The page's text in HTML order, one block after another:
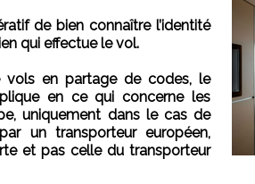
de bien connaître l’identité
qui effectue le vol.
vols en partage de codes, le
en ce qui concerne les
uniquement dans le cas de
un transporteur européen,
et pas celle du transporteur